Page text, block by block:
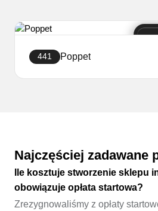
441 Poppet
Najczęściej zadawane
Ile kosztuje stworzenie sklepu
obowiązuje opłata startowa?
Zrezygnowaliśmy z opłaty